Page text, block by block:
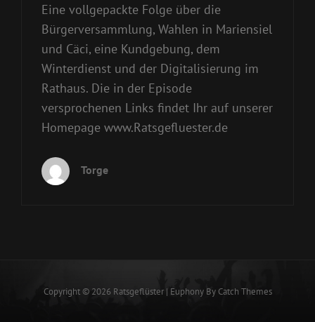
Eine vollgepackte Folge über die
Bürgerversammlung, Wahlen in Mariensiel
und Cäci, eine Kundgebung, dem
Winterdienst und der Digitalisierung im
Rathaus. Die in der Episode
versprochenen Links findet Ihr auf unserer
Homepage www.Ratsgefluester.de
Torge
Copyright © 2026 Ratsgeflüster | Euphony By Catch Themes